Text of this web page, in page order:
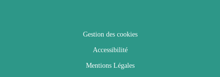
Gestion des cookies
Accessibilité
Mentions Légales